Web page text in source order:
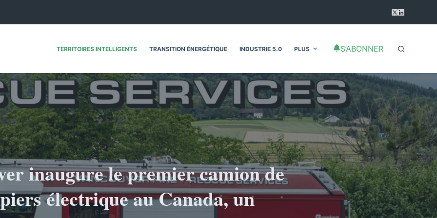
TERRITOIRES INTELLIGENTS TRANSITION ÉNERGÉTIQUE INDUSTRIE 5.0 PLUS S’ABONNER
inaugure le premier camion de
électrique au Canada, un